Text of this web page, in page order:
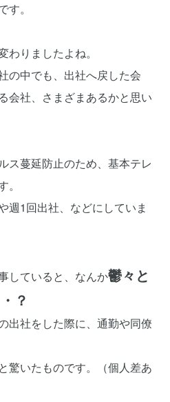
。
わりましたよね。
の中でも、出社へ戻した会
会社、さまざまあるかと思い
ス蔓延防止のため、基本テレ
週1回出社、などにしていま
していると、なんか鬱々と
？
出社をした際に、通勤や同僚
驚いたものです。（個人差あ